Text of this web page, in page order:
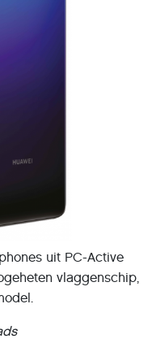
uit PC-Active
vlaggenschip,